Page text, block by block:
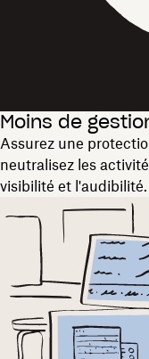
Moins de
Assurez une
neutralisez les
visibilité et l'audibilité.